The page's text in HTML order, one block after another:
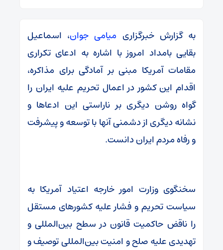
به گزارش خبرگزاری میامی جوان، اسماعیل
بقایی بامداد امروز با اشاره به ادعای تکراری
مقامات آمریکا مبنی بر آمادگی برای مذاکره،
اقدام این کشور در اعمال تحریم علیه ایران را
گواه روشن دیگری بر ناراستی این ادعاها و
نشانه دیگری از دشمنی آنها با توسعه و پیشرفت
و رفاه مردم ایران دانست.
سخنگوی وزارت امور خارجه اعتیاد آمریکا به
سیاست تحریم و فشار علیه کشورهای مستقل
را ناقض حاکمیت قانون در سطح بین‌المللی و
تهدیدی علیه صلح و امنیت بین‌المللی توصیف و